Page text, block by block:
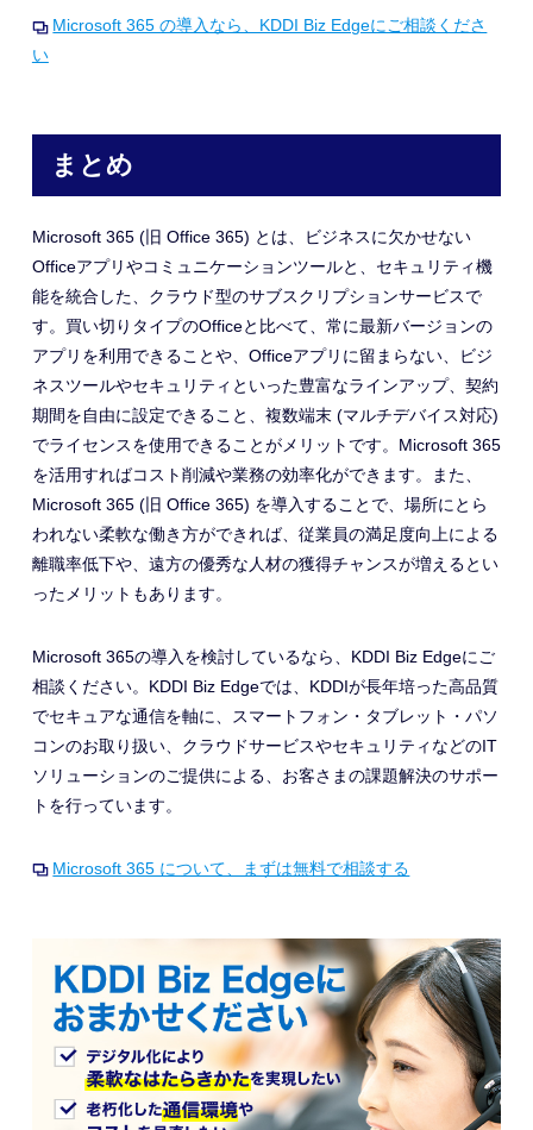
Microsoft 365 の導入なら、KDDI Biz Edgeにご相談くださ
い
まとめ
Microsoft 365 (旧 Office 365) とは、
ビジネスに欠かせない
Officeアプリやコミュニケーションツールと、 セキュリティ機
能を統合した、クラウド型のサブスクリプションサービスで
す。 買い切りタイプのOfficeと比べて、常に最新バージョンの
アプリを利用できることや、 Officeアプリに留まらない、ビジ
ネスツールやセキュリティといった豊富なラインアップ、 契約
期間を自由に設定できること、複数端末 (マルチデバイス対応)
でライセンスを使用できることがメリットです。Microsoft 365
を活用すればコスト削減や業務の効率化ができます。
また、
Microsoft 365 (旧 Office 365) を導入することで、場所にとら
われない柔軟な働き方ができれば、従業員の満足度向上による
離職率低下や、遠方の優秀な人材の獲得チャンスが増えるとい
ったメリットもあります。
Microsoft 365の導入を検討しているなら、KDDI Biz Edgeにご
相談ください。KDDI Biz Edgeでは、KDDIが長年培った高品質
でセキュアな通信を軸に
、スマートフォン・タブレット・パソ
コンのお取り扱い、クラウドサービスやセキュリティなどのIT
ソリューションのご提供による、 お客さまの課題解決のサポー
トを行っています。
Microsoft 365 について、まずは無料で相談する